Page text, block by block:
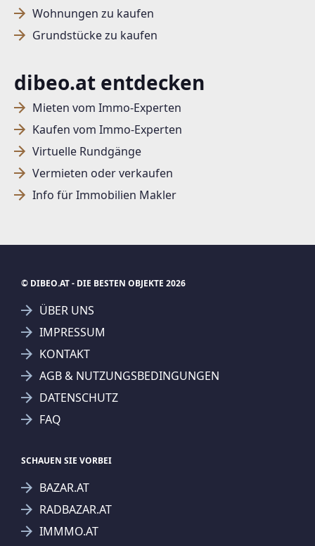
Wohnungen zu kaufen
Grundstücke zu kaufen
dibeo.at entdecken
Mieten vom Immo-Experten
Kaufen vom Immo-Experten
Virtuelle Rundgänge
Vermieten oder verkaufen
Info für Immobilien Makler
© DIBEO.AT - DIE BESTEN OBJEKTE 2026
ÜBER UNS
IMPRESSUM
KONTAKT
AGB & NUTZUNGSBEDINGUNGEN
DATENSCHUTZ
FAQ
SCHAUEN SIE VORBEI
BAZAR.AT
RADBAZAR.AT
IMMMO.AT